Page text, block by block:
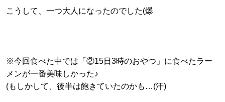
こうして、一つ大人になったのでした(爆
※今回食べた中では「②15日3時のおやつ」に食べたラー
メンが一番美味しかった♪
(もしかして、後半は飽きていたのかも…(汗)